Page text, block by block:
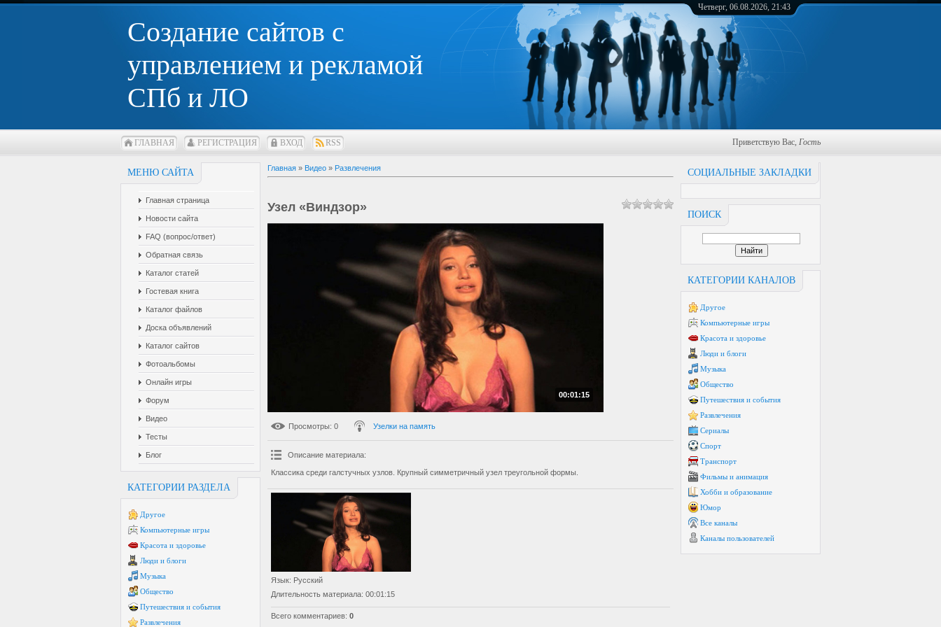
Создание сайтов с
управлением и рекламой
СПб и ЛО
Четверг, 06.08.2026, 21:43
ГЛАВНАЯ РЕГИСТРАЦИЯ ВХОД RSS Приветствую Вас, Гость
МЕНЮ САЙТА
Главная страница
Новости сайта
FAQ (вопрос/ответ)
Обратная связь
Каталог статей
Гостевая книга
Каталог файлов
Доска объявлений
Каталог сайтов
Фотоальбомы
Онлайн игры
Форум
Видео
Тесты
Блог
КАТЕГОРИИ РАЗДЕЛА
Другое
Компьютерные игры
Красота и здоровье
Люди и блоги
Музыка
Общество
Путешествия и события
Развлечения
СОЦИАЛЬНЫЕ ЗАКЛАДКИ
ПОИСК
КАТЕГОРИИ КАНАЛОВ
Другое
Компьютерные игры
Красота и здоровье
Люди и блоги
Музыка
Общество
Путешествия и события
Развлечения
Сериалы
Спорт
Транспорт
Фильмы и анимация
Хобби и образование
Юмор
Все каналы
Каналы пользователей
Главная » Видео » Развлечения
Узел «Виндзор»
00:01:15
Просмотры: 0 Узелки на память
Описание материала:
Классика среди галстучных узлов. Крупный симметричный узел треугольной формы.
Язык: Русский
Длительность материала: 00:01:15
Всего комментариев: 0